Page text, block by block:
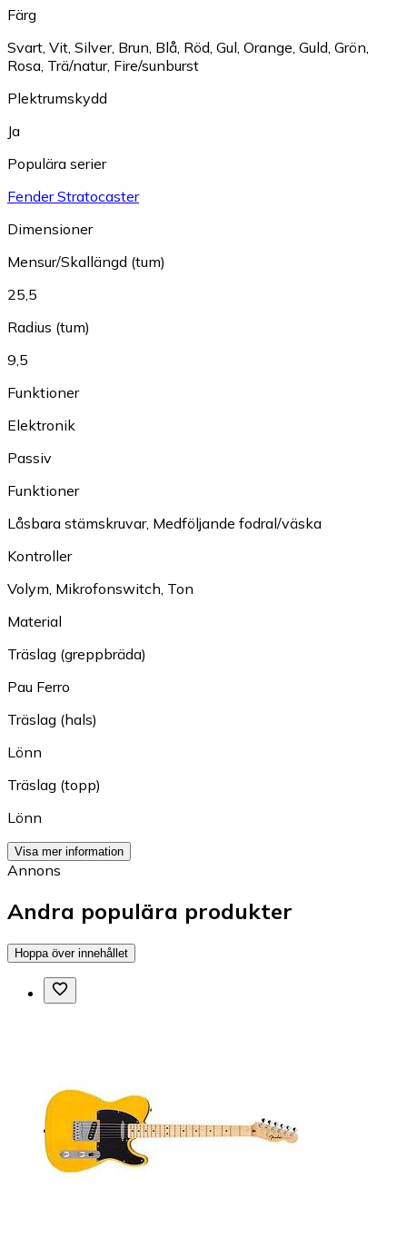
Färg
Svart, Vit, Silver, Brun, Blå, Röd, Gul, Orange, Guld, Grön,
Rosa, Trä/natur, Fire/sunburst
Plektrumskydd
Ja
Populära serier
Fender Stratocaster
Dimensioner
Mensur/Skallängd (tum)
25,5
Radius (tum)
9,5
Funktioner
Elektronik
Passiv
Funktioner
Låsbara stämskruvar, Medföljande fodral/väska
Kontroller
Volym, Mikrofonswitch, Ton
Material
Träslag (greppbräda)
Pau Ferro
Träslag (hals)
Lönn
Träslag (topp)
Lönn
Visa mer information
Annons
Andra populära produkter
Hoppa över innehållet